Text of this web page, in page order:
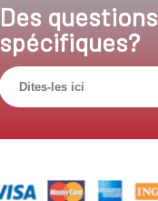
Des questions
spécifiques?